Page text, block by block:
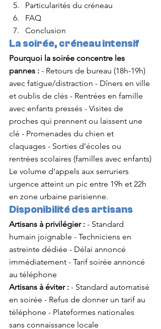
Particularités du créneau
FAQ
Conclusion
La soirée, créneau intensif
Pourquoi la soirée concentre les
pannes : - Retours de bureau (18h-19h)
avec fatigue/distraction - Dîners en ville
et oublis de clés - Rentrées en famille
avec enfants pressés - Visites de
proches qui prennent ou laissent une
clé - Promenades du chien et
claquages - Sorties d’écoles ou
rentrées scolaires (familles avec enfants)
Le volume d’appels aux serruriers
urgence atteint un pic entre 19h et 22h
en zone urbaine parisienne.
Disponibilité des artisans
Artisans à privilégier : - Standard
humain joignable - Techniciens en
astreinte dédiée - Délai annoncé
immédiatement - Tarif soirée annoncé
au téléphone
Artisans à éviter : - Standard automatisé
en soirée - Refus de donner un tarif au
téléphone - Plateformes nationales
sans connaissance locale